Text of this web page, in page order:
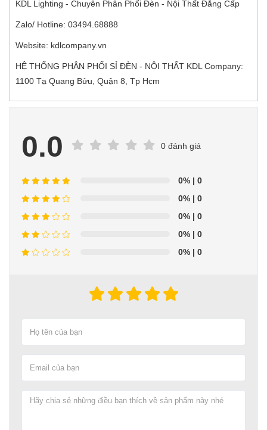
KDL Lighting - Chuyên Phân Phối Đèn - Nội Thất Đẳng Cấp
Zalo/ Hotline: 03494.68888
Website: kdlcompany.vn
HỆ THỐNG PHÂN PHỐI SỈ ĐÈN - NỘI THẤT KDL Company:
1100 Tạ Quang Bửu, Quận 8, Tp Hcm
0.0 0 đánh giá
0% | 0
0% | 0
0% | 0
0% | 0
0% | 0